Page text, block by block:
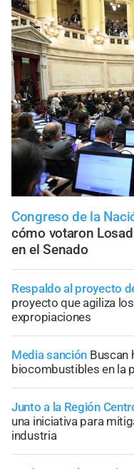
Congreso de la
cómo votaron
en el Senado
Respaldo al proyecto
proyecto que agiliza
expropiaciones
Media sanción Buscan
biocombustibles en la
Junto a la Región
una iniciativa para
industria